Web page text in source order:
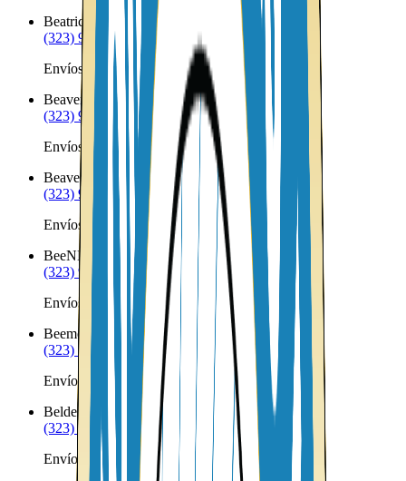
Beatrice
NE
(323) 953-8100
Envíos a Nicaragua desde Beatrice
Beaver City
NE
(323) 953-8100
Envíos a Nicaragua desde Beaver City
Beaver Crossing
NE
(323) 953-8100
Envíos a Nicaragua desde Beaver Crossing
BeeNE
(323) 953-8100
Envíos a Nicaragua desde Bee
Beemer
NE
(323) 953-8100
Envíos a Nicaragua desde Beemer
Belden
NE
(323) 953-8100
Envíos a Nicaragua desde Belden